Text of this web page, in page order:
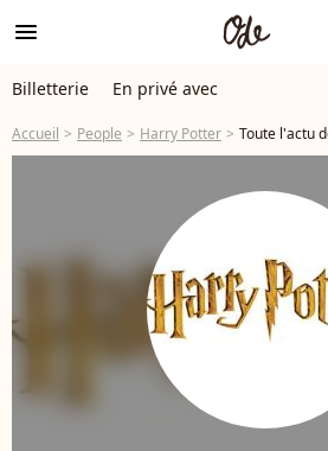
menu
Billetterie En privé avec
Accueil People Harry Potter Toute l'actu